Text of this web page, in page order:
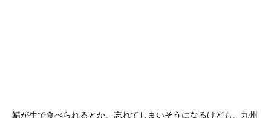
鯖が生で食べられるとか、忘れてしまいそうになるけども、九州